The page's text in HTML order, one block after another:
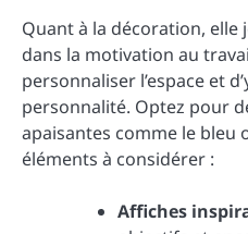
Quant à la décoration,
dans la motivation au
personnaliser l’espace et
personnalité. Optez pour
apaisantes comme le bleu
éléments à considérer :
Affiches